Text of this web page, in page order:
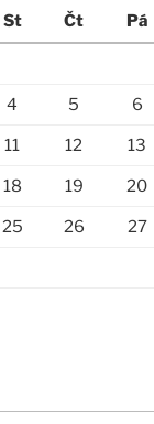
St Čt Pá
4 5 6
11 12 13
18 19 20
25 26 27